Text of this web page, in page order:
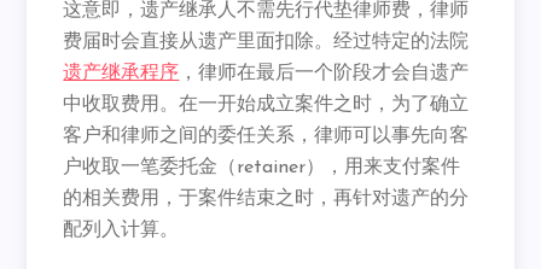
这意即，遗产继承人不需先行代垫律师费，律师
费届时会直接从遗产里面扣除。经过特定的法院
遗产继承程序 ，律师在最后一个阶段才会自遗产
中收取费用。在一开始成立案件之时，为了确立
客户和律师之间的委任关系，律师可以事先向客
户收取一笔委托金（retainer）， 用来支付案件
的相关费用，于案件结束之时，再针对遗产的分
配列入计算。